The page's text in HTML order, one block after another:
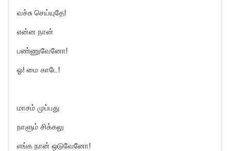
வச்சு செய்யுதே!
என்ன நான்
பண்ணுவேனோ!
ஓ! மை காடே!
மாசம் முப்பது
நாளும் சிக்கலு
எங்க நான் ஒடுவேனோ!